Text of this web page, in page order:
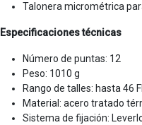
Talonera micrométrica
Especificaciones técnicas
Número de puntas: 12
Peso: 1010 g
Rango de talles: hasta 46
Material: acero tratado
Sistema de fijación: